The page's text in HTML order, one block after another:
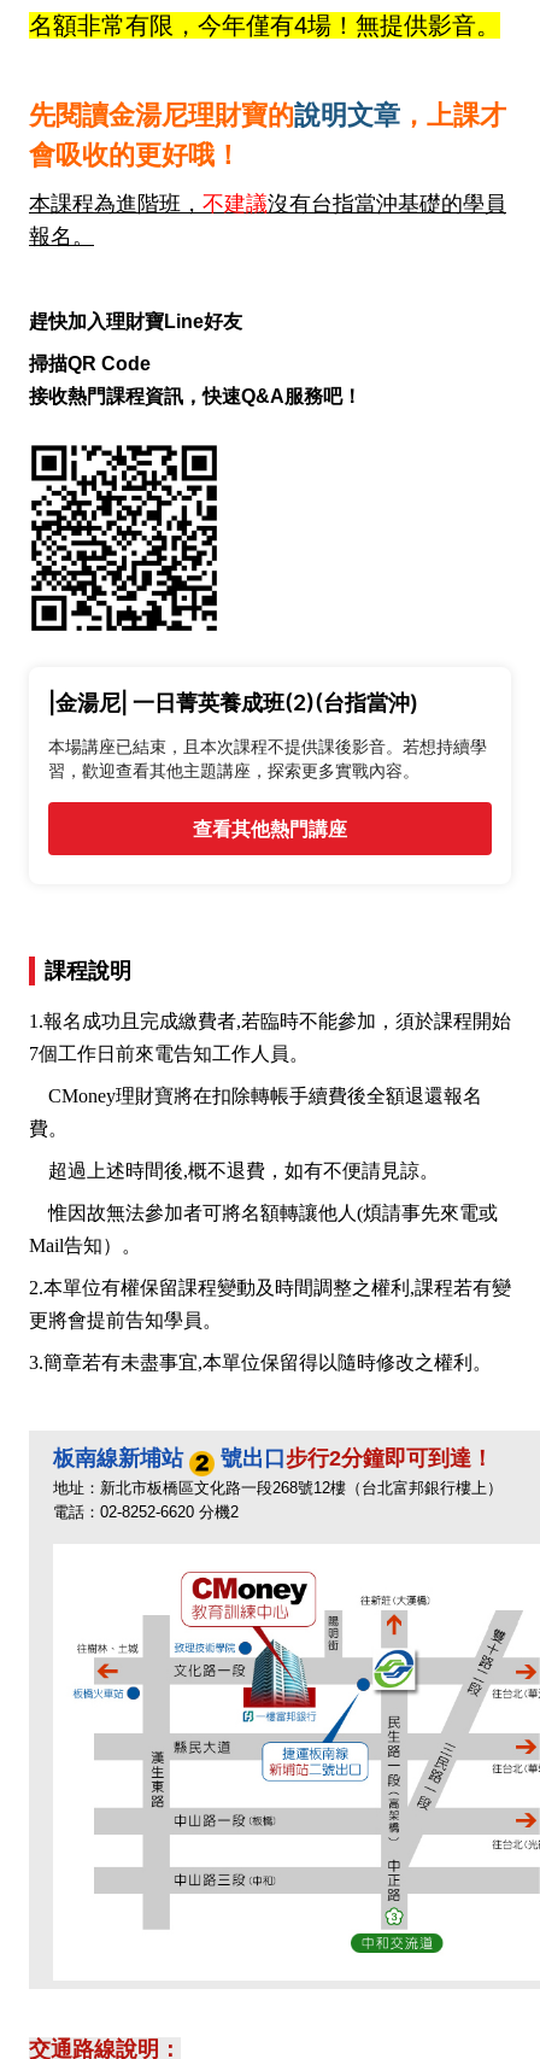
名額非常有限，今年僅有4場！無提供影音。
先閱讀金湯尼理財寶的說明文章 ，上課才
會吸收的更好哦！
本課程為進階班， 不建議沒有台指當沖基礎的學員
報名。
趕快加入理財寶Line好友
掃描QR Code
接收熱門課程資訊，快速Q&A服務吧！
|金湯尼| 一日菁英養成班(2)(台指當沖)
本場講座已結束，且本次課程不提供課後影音。若想持續學
習，歡迎查看其他主題講座，探索更多實戰內容。
查看其他熱門講座
課程說明
1.報名成功且完成繳費者,若臨時不能參加，須於課程開始
7個工作日前來電告知工作人員。
CMoney理財寶將在扣除轉帳手續費後全額退還報名
費。
超過上述時間後,概不退費，如有不便請見諒。
惟因故無法參加者可將名額轉讓他人(煩請事先來電或
Mail告知）。
2.本單位有權保留課程變動及時間調整之權利,課程若有變
更將會提前告知學員。
3.簡章若有未盡事宜,本單位保留得以隨時修改之權利。
板南線新埔站 號出口 步行2分鐘即可到達！
地址：新北市板橋區文化路一段268號12樓（台北富邦銀行樓上）
電話：02-8252-6620 分機2
交通路線說明：